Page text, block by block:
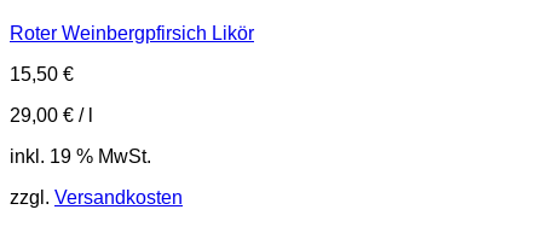
Roter Weinbergpfirsich Likör
15,50 €
29,00 € /
inkl. 19 % MwSt.
zzgl. Versandkosten